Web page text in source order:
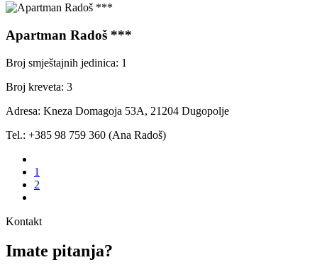
Apartman Radoš ***
Broj smještajnih jedinica: 1
Broj kreveta: 3
Adresa: Kneza Domagoja 53A, 21204 Dugopolje
Tel.: +385 98 759 360 (Ana Radoš)
1
2
Kontakt
Imate pitanja?